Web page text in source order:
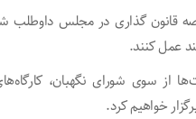
قانون گذاری در مجلس داوطلب
عمل کنند.
از سوی شورای نگهبان،
خواهیم کرد.